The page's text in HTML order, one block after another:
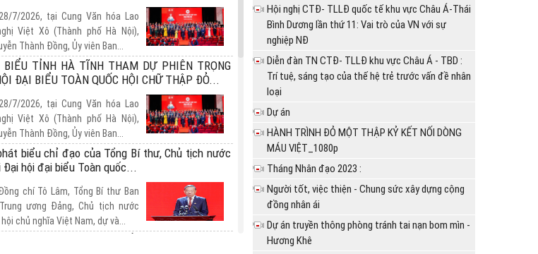
7/2026, tại Cung Văn hóa Lao
Việt Xô (Thành phố Hà Nội),
Thành Đồng, Ủy viên Ban...
TỈNH HÀ TĨNH THAM DỰ PHIÊN TRỌNG
ĐẠI BIỂU TOÀN QUỐC HỘI CHỮ THẬP ĐỎ...
7/2026, tại Cung Văn hóa Lao
Việt Xô (Thành phố Hà Nội),
Thành Đồng, Ủy viên Ban...
biểu chỉ đạo của Tổng Bí thư, Chủ tịch nước
Đại hội đại biểu Toàn quốc...
chí Tô Lâm, Tổng Bí thư Ban
ương Đảng, Chủ tịch nước
chủ nghĩa Việt Nam, dự và...
Hội nghị CTĐ- TLLĐ quốc tế khu vực Châu Á-Thái
Bình Dương lần thứ 11: Vai trò của VN với sự
nghiệp NĐ
Diễn đàn TN CTĐ- TLLĐ khu vực Châu Á - TBD :
Trí tuệ, sáng tạo của thế hệ trẻ trước vấn đề nhân
loại
Dự án
HÀNH TRÌNH ĐỎ MỘT THẬP KỶ KẾT NỐI DÒNG
MÁU VIỆT_1080p
Tháng Nhân đạo 2023 :
Người tốt, việc thiện - Chung sức xây dựng cộng
đồng nhân ái
Dự án truyền thông phòng tránh tai nạn bom mìn -
Hương Khê